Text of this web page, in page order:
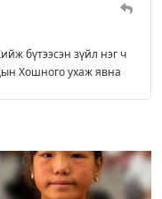
бүтээсэн зүйл нэг ч
Хошного ухаж явна